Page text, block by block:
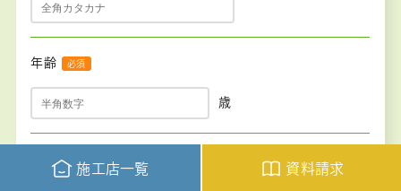
年齢
歳
郵便番号施工店一覧 資料請求